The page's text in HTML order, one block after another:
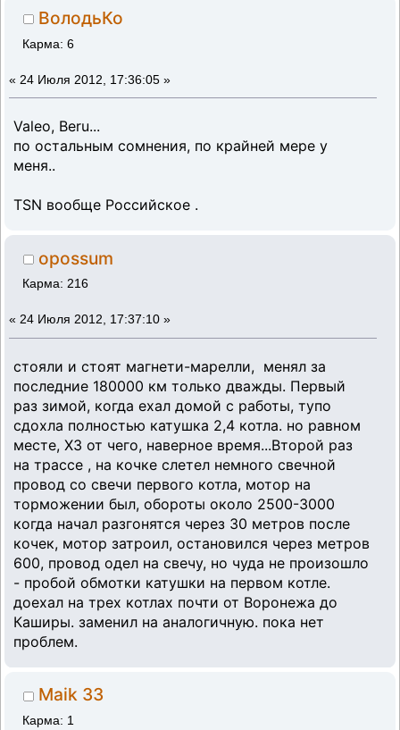
ВолодьКо
Карма: 6
« 24 Июля 2012, 17:36:05 »
Valeo, Beru...
по остальным сомнения, по крайней мере у
меня..
TSN вообще Российское .
opossum
Карма: 216
« 24 Июля 2012, 17:37:10 »
стояли и стоят магнети-марелли, менял за
последние 180000 км только дважды. Первый
раз зимой, когда ехал домой с работы, тупо
сдохла полностью катушка 2,4 котла. но равном
месте, ХЗ от чего, наверное время...Второй раз
на трассе , на кочке слетел немного свечной
провод со свечи первого котла, мотор на
торможении был, обороты около 2500-3000
когда начал разгонятся через 30 метров после
кочек, мотор затроил, остановился через метров
600, провод одел на свечу, но чуда не произошло
- пробой обмотки катушки на первом котле.
доехал на трех котлах почти от Воронежа до
Каширы. заменил на аналогичную. пока нет
проблем.
Maik 33
Карма: 1